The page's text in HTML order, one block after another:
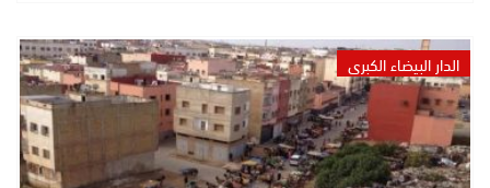
الدار البيضاء الكبرى